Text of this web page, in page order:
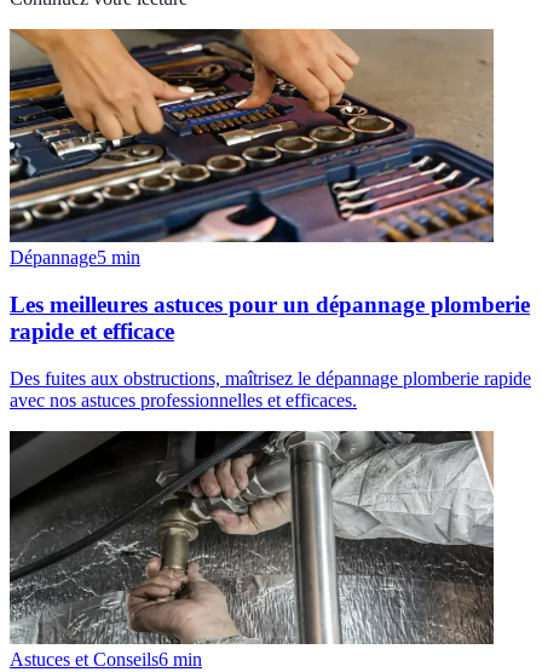
Dépannage5 min
Les meilleures astuces pour un dépannage plomberie
rapide et efficace
Des fuites aux obstructions, maîtrisez le dépannage plomberie rapide
avec nos astuces professionnelles et efficaces.
Astuces et Conseils6 min